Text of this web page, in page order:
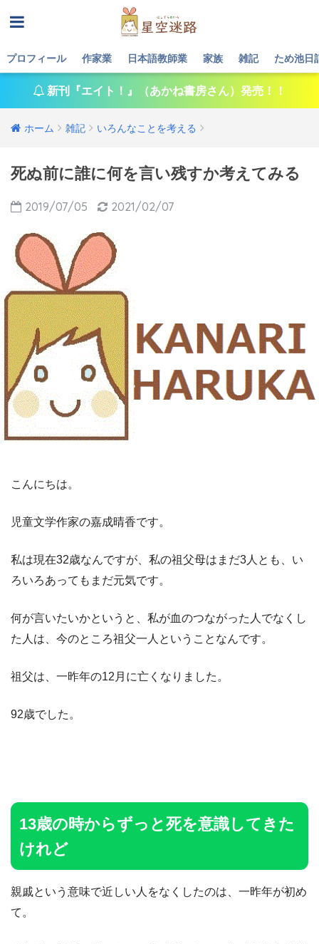
プロフィール 作家業 日本語教師業 家族 雑記 ため池日
新刊『エイト！』（あかね書房さん）発売！！
ホーム 雑記 いろんなことを考える
死ぬ前に誰に何を言い残すか考えてみる
2019/07/05 2021/02/07
こんにちは。
児童文学作家の嘉成晴香です。
私は現在32歳なんですが、私の祖父母はまだ3人とも、い
ろいろあってもまだ元気です。
何が言いたいかというと、私が血のつながった人でなくし
た人は、今のところ祖父一人ということなんです。
祖父は、一昨年の12月に亡くなりました。
92歳でした。
13歳の時からずっと死を意識してきた
けれど
親戚という意味で近しい人をなくしたのは、一昨年が初め
て。